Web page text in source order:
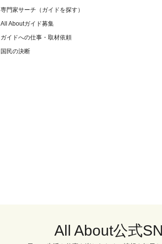
専門家サーチ（ガイドを探す）
All Aboutガイド募集
ガイドへの仕事・取材依頼
国民の決断
All About公式